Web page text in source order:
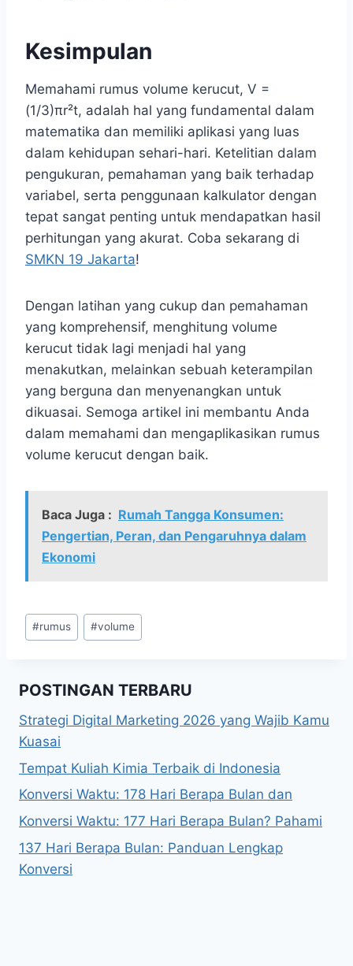
Kesimpulan
Memahami rumus volume kerucut, V =
(1/3)πr²t, adalah hal yang fundamental dalam
matematika dan memiliki aplikasi yang luas
dalam kehidupan sehari-hari. Ketelitian dalam
pengukuran, pemahaman yang baik terhadap
variabel, serta penggunaan kalkulator dengan
tepat sangat penting untuk mendapatkan hasil
perhitungan yang akurat. Coba sekarang di
SMKN 19 Jakarta!
Dengan latihan yang cukup dan pemahaman
yang komprehensif, menghitung volume
kerucut tidak lagi menjadi hal yang
menakutkan, melainkan sebuah keterampilan
yang berguna dan menyenangkan untuk
dikuasai. Semoga artikel ini membantu Anda
dalam memahami dan mengaplikasikan rumus
volume kerucut dengan baik.
Baca Juga : Rumah Tangga Konsumen:
Pengertian, Peran, dan Pengaruhnya dalam
Ekonomi
Post
Tags:
#rumus #volume
POSTINGAN TERBARU
Strategi Digital Marketing 2026 yang Wajib Kamu
Kuasai
Tempat Kuliah Kimia Terbaik di Indonesia
Konversi Waktu: 178 Hari Berapa Bulan dan
Konversi Waktu: 177 Hari Berapa Bulan? Pahami
137 Hari Berapa Bulan: Panduan Lengkap
Konversi